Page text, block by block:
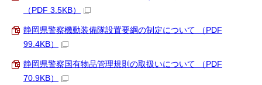
（PDF 3.5KB）
静岡県警察機動装備隊設置要綱の制定について （PDF
99.4KB）
静岡県警察国有物品管理規則の取扱いについて （PDF
70.9KB）